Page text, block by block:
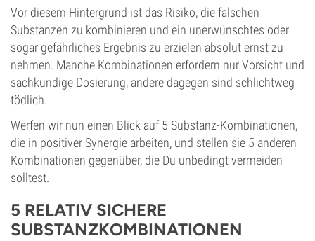
Vor diesem Hintergrund ist das Risiko, die falschen
Substanzen zu kombinieren und ein unerwünschtes oder
sogar gefährliches Ergebnis zu erzielen absolut ernst zu
nehmen. Manche Kombinationen erfordern nur Vorsicht und
sachkundige Dosierung, andere dagegen sind schlichtweg
tödlich.
Werfen wir nun einen Blick auf 5 Substanz-Kombinationen,
die in positiver Synergie arbeiten, und stellen sie 5 anderen
Kombinationen gegenüber, die Du unbedingt vermeiden
solltest.
5 RELATIV SICHERE
SUBSTANZKOMBINATIONEN